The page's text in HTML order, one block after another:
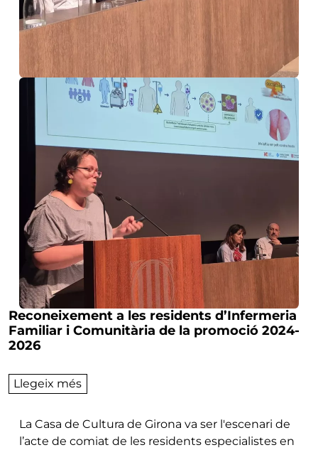
Reconeixement a les residents d’Infermeria
Familiar i Comunitària de la promoció 2024-
2026
Llegeix méssobre Reconeixement a les residents
La Casa de Cultura de Girona va ser l'escenari de
l’acte de comiat de les residents especialistes en